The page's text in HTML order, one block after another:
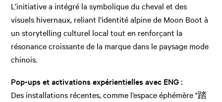
L’initiative a intégré la symbolique du cheval et des
visuels hivernaux, reliant l’identité alpine de Moon Boot à
un storytelling culturel local tout en renforçant la
résonance croissante de la marque dans le paysage mode
chinois.
Pop-ups et activations expérientielles avec ENG :
Des installations récentes, comme l’espace éphémère "踏